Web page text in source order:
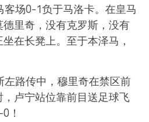
场0-1负于马洛卡。在皇马
里奇，没有克罗斯，没有
在长凳上。至于本泽马，
路传中，穆里奇在禁区前
卢宁站位靠前目送足球飞
！